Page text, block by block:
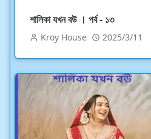
শালিকা যখন বউ । পর্ব - ১৩
Kroy House 2025/3/11